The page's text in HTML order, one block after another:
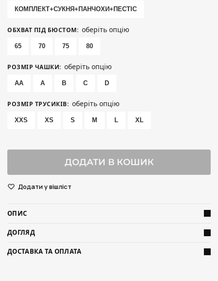
КОМПЛЕКТ+СУКНЯ+ПАНЧОХИ+ПЕСТІС
ОБХВАТ ПІД БЮСТОМ: оберіть опцію
65 70 75 80
РОЗМІР ЧАШКИ: оберіть опцію
AA A B C D
РОЗМІР ТРУСИКІВ: оберіть опцію
XXS XS S M L XL
ДОДАТИ В КОШИК
Додати у вішліст
ОПИС
ДОГЛЯД
ДОСТАВКА ТА ОПЛАТА